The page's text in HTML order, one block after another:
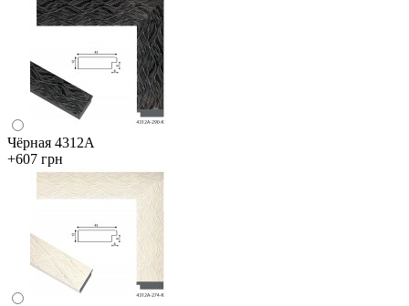
Чёрная 4312А
+607 грн